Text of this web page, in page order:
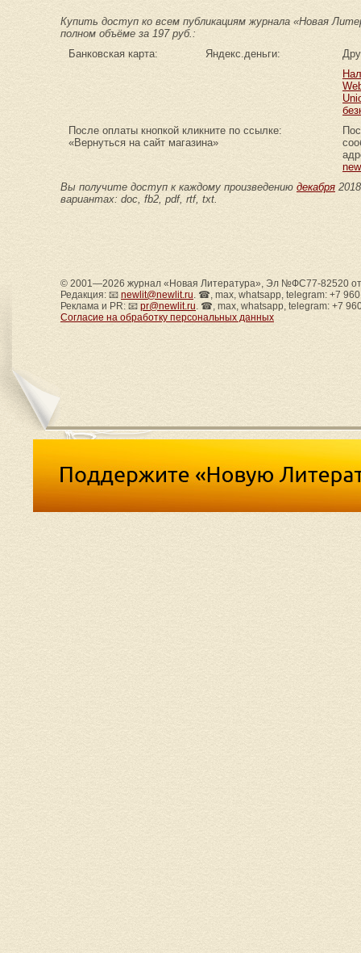
Купить доступ ко всем публикациям журнала «Новая
полном объёме за 197 руб.:
Банковская карта:
Яндекс.деньги:
После оплаты кнопкой кликните по ссылке:
«Вернуться на сайт магазина»
Вы получите доступ к каждому произведению декабря
вариантах: doc, fb2, pdf, rtf, txt.
© 2001—2026 журнал «Новая Литература», Эл №ФС77-82520
Редакция: 📧 newlit@newlit.ru. ☎, max, whatsapp, telegram: +7
Реклама и PR: 📧 pr@newlit.ru. ☎, max, whatsapp, telegram: +7
Согласие на обработку персональных данных